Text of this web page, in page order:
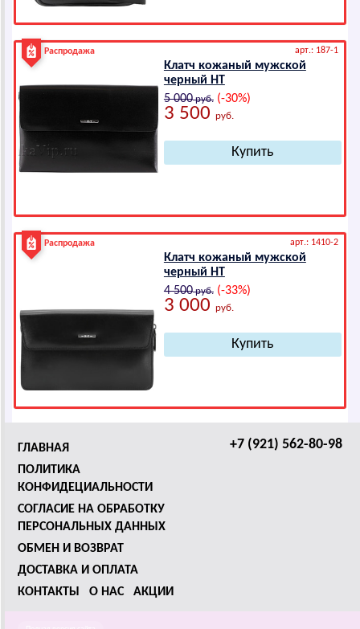
Распродажа арт.: 187-1
Клатч кожаный мужской
черный HТ
5 000руб.(-30%)
3 500 руб.
Распродажа арт.: 1410-2
Клатч кожаный мужской
черный HТ
4 500руб.(-33%)
3 000 руб.
+7 (921) 562-80-98
ГЛАВНАЯ
ПОЛИТИКА
КОНФИДЕЦИАЛЬНОСТИ
СОГЛАСИЕ НА ОБРАБОТКУ
ПЕРСОНАЛЬНЫХ ДАННЫХ
ОБМЕН И ВОЗВРАТ
ДОСТАВКА И ОПЛАТА
КОНТАКТЫ
О НАС АКЦИИ